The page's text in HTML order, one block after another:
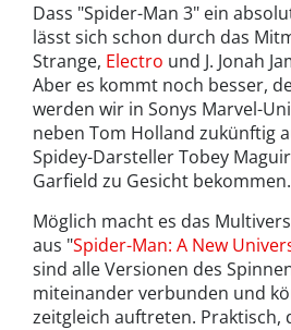
Dass "Spider-Man 3" ein
lässt sich schon durch das
Strange, Electro und J. Jonah
Aber es kommt noch besser,
werden wir in Sonys Marvel-
neben Tom Holland zukünftig
Spidey-Darsteller Tobey
Garfield zu Gesicht
Möglich macht es das
aus "Spider-Man: A New
sind alle Versionen des
miteinander verbunden und
zeitgleich auftreten. Praktisch,